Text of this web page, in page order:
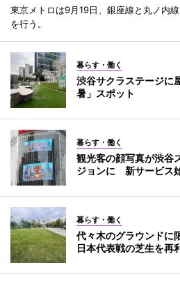
東京メトロは9月19日、銀座線と丸ノ内
を行う。
暮らす・働く
渋谷サクラステージに
暑」スポット
暮らす・働く
観光客の顔写真が渋谷
ジョンに 新サービス
暮らす・働く
代々木のグラウンド
日本代表戦の芝生を再